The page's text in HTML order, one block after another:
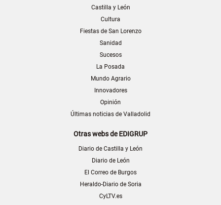
Castilla y León
Cultura
Fiestas de San Lorenzo
Sanidad
Sucesos
La Posada
Mundo Agrario
Innovadores
Opinión
Últimas noticias de Valladolid
Otras webs de EDIGRUP
Diario de Castilla y León
Diario de León
El Correo de Burgos
Heraldo-Diario de Soria
CyLTV.es